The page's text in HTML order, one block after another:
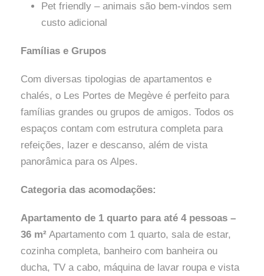
Pet friendly – animais são bem-vindos sem
custo adicional
Famílias e Grupos
Com diversas tipologias de apartamentos e
chalés, o Les Portes de Megève é perfeito para
famílias grandes ou grupos de amigos. Todos os
espaços contam com estrutura completa para
refeições, lazer e descanso, além de vista
panorâmica para os Alpes.
Categoria das acomodações:
Apartamento de 1 quarto para até 4 pessoas –
36 m² Apartamento com 1 quarto, sala de estar,
cozinha completa, banheiro com banheira ou
ducha, TV a cabo, máquina de lavar roupa e vista